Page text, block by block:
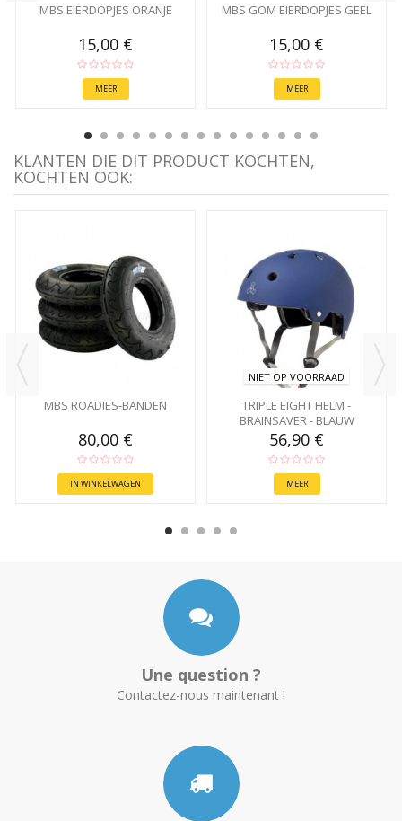
MBS EIERDOPJES ORANJE
15,00 €
MEER
MBS GOM EIERDOPJES GEEL
15,00 €
MEER
KLANTEN DIE DIT PRODUCT KOCHTEN,
KOCHTEN OOK:
MBS ROADIES-BANDEN
80,00 €
IN WINKELWAGEN
NIET OP VOORRAAD
TRIPLE EIGHT HELM -
BRAINSAVER - BLAUW
56,90 €
MEER
Une question ?
Contactez-nous maintenant !